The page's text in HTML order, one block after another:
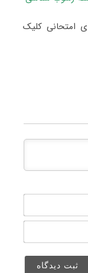
امتحانی کلیک
(منتشر